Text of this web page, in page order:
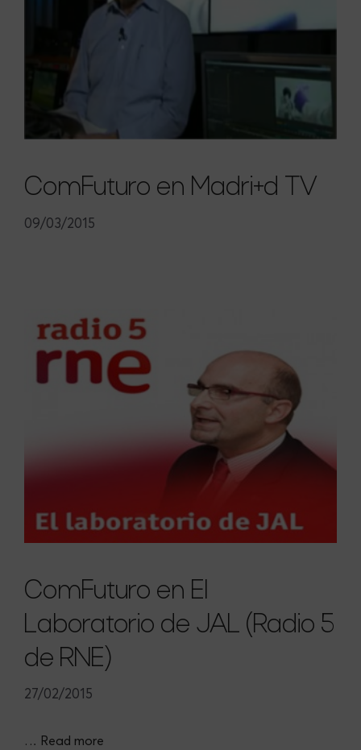
ComFuturo en Madri+d TV
09/03/2015
ComFuturo en El
Laboratorio de JAL (Radio 5
de RNE)
27/02/2015
… Read more